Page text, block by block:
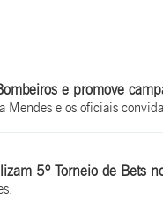
e promove
Mendes e os oficiais
5º Torneio de Bets